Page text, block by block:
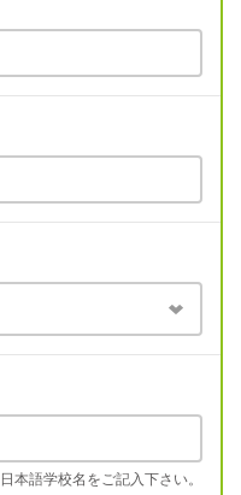
本語学校名をご記入下さい。